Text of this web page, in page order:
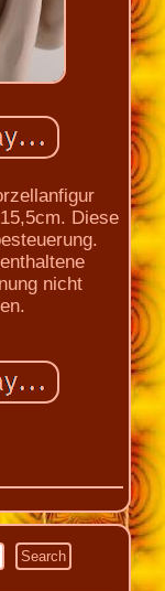
Diese
nicht